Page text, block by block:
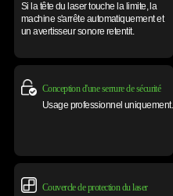
Si la tête du laser touche la limite, la
machine s'arrête automatiquementet
un avertisseur sonore retentit.
Conception d'une serrure de sécurité
Usage professionnel uniquement.
Couvercle de protection du laser